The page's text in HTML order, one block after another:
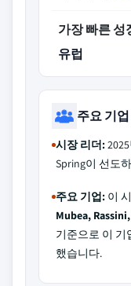
가장 빠른 성
유럽
주요 기업
시장 리더:
Spring이 선도
주요 기업: 이
Mubea,
기준으로 이 기
했습니다.